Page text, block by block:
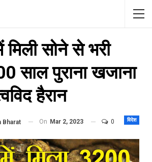
मिली सोने से भरी
साल पुराना खजाना
हैरान
विदेश
Bharat On Mar 2, 2023 0